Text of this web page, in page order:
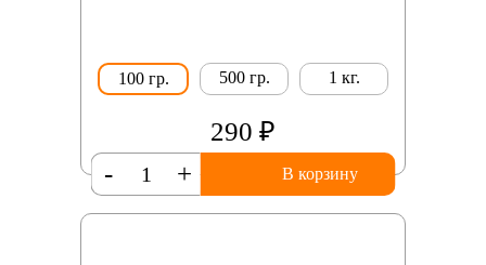
100 гр. 500 гр. 1 кг.
290 ₽
+
- В корзину